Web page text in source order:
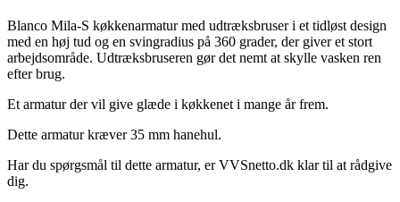
Blanco Mila-S køkkenarmatur med udtræksbruser i et tidløst design
med en høj tud og en svingradius på 360 grader, der giver et stort
arbejdsområde. Udtræksbruseren gør det nemt at skylle vasken ren
efter brug.
Et armatur der vil give glæde i køkkenet i mange år frem.
Dette armatur kræver 35 mm hanehul.
Har du spørgsmål til dette armatur, er VVSnetto.dk klar til at rådgive
dig.